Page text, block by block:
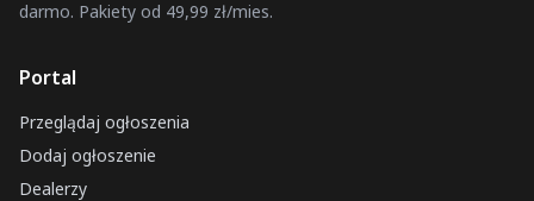
darmo. Pakiety od 49,99 zł/mies.
Portal
Przeglądaj ogłoszenia
Dodaj ogłoszenie
Dealerzy